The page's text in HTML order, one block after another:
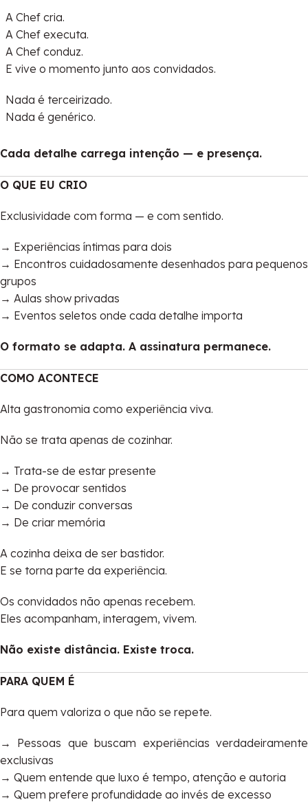
A Chef cria.
A Chef executa.
A Chef conduz.
E vive o momento junto aos convidados.
Nada é terceirizado.
Nada é genérico.
Cada detalhe carrega intenção — e presença.
O QUE EU CRIO
Exclusividade com forma — e com sentido.
→ Experiências íntimas para dois
→ Encontros cuidadosamente desenhados para pequenos
grupos
→ Aulas show privadas
→ Eventos seletos onde cada detalhe importa
O formato se adapta. A assinatura permanece.
COMO ACONTECE
Alta gastronomia como experiência viva.
Não se trata apenas de cozinhar.
→ Trata-se de estar presente
→ De provocar sentidos
→ De conduzir conversas
→ De criar memória
A cozinha deixa de ser bastidor.
E se torna parte da experiência.
Os convidados não apenas recebem.
Eles acompanham, interagem, vivem.
Não existe distância. Existe troca.
PARA QUEM É
Para quem valoriza o que não se repete.
→ Pessoas que buscam experiências verdadeiramente
exclusivas
→ Quem entende que luxo é tempo, atenção e autoria
→ Quem prefere profundidade ao invés de excesso